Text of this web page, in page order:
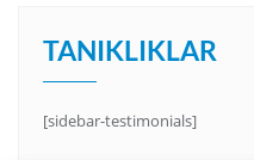
TANIKLIKLAR
[sidebar-testimonials]